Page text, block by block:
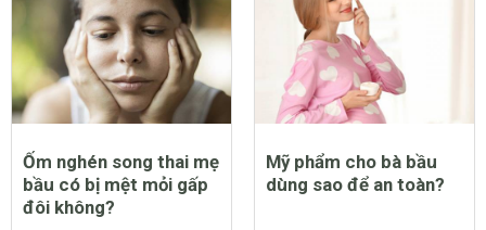
Ốm nghén song thai mẹ
bầu có bị mệt mỏi gấp
đôi không?
Mỹ phẩm cho bà bầu
dùng sao để an toàn?